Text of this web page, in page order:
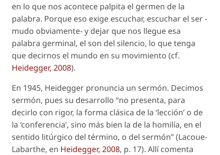
en lo que nos acontece palpita el germen de la
palabra. Porque eso exige escuchar, escuchar el ser -
mudo obviamente- y dejar que nos llegue esa
palabra germinal, el son del silencio, lo que tenga
que decirnos el mundo en su movimiento (cf.
Heidegger, 2008).
En 1945, Heidegger pronuncia un sermón. Decimos
sermón, pues su desarrollo “no presenta, para
decirlo con rigor, la forma clásica de la ‘lección’ o de
la ‘conferencia’, sino más bien la de la homilía, en el
sentido litúrgico del término, o del sermón” (Lacoue-
Labarthe, en Heidegger, 2008, p. 17). Allí comenta